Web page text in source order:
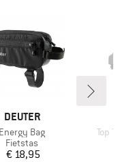
MERK
DEUTER
Artikel
Energy Bag
Productgroep
Fietstas
Prijs
€ 18,95
Top